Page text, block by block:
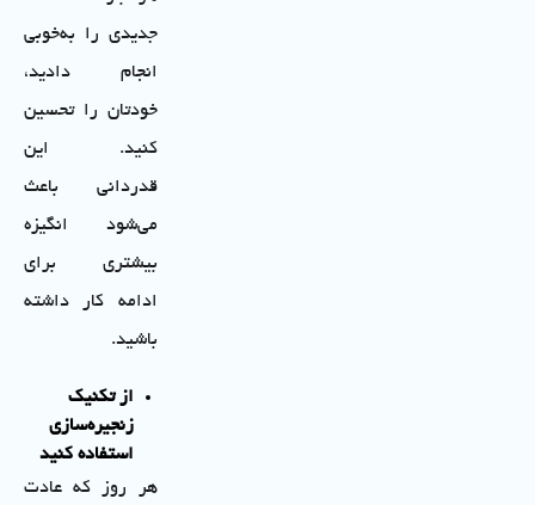
جدیدی را به‌خوبی
انجام دادید،
خودتان را تحسین
کنید. این
قدردانی باعث
می‌شود انگیزه
بیشتری برای
ادامه کار داشته
باشید.
از تکنیک
زنجیره‌سازی
استفاده کنید
هر روز که عادت